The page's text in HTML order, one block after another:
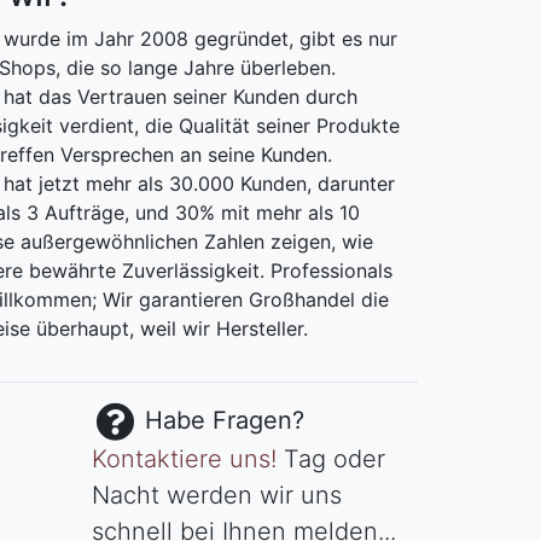
im Jahr 2008 gegründet, gibt es nur
die so lange Jahre überleben.
das Vertrauen seiner Kunden durch
verdient, die Qualität seiner Produkte
Versprechen an seine Kunden.
jetzt mehr als 30.000 Kunden, darunter
3 Aufträge, und 30% mit mehr als 10
außergewöhnlichen Zahlen zeigen, wie
bewährte Zuverlässigkeit. Professionals
Wir garantieren Großhandel die
überhaupt, weil wir Hersteller.
Habe Fragen?
Kontaktiere uns! Tag oder
Nacht werden wir uns
schnell bei Ihnen melden...